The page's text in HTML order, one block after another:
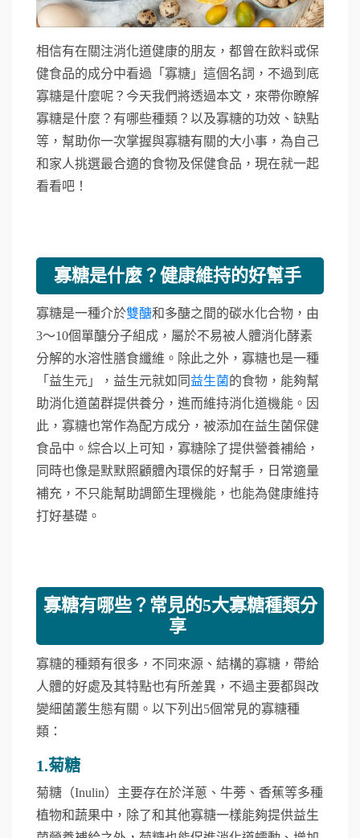
相信有在關注消化道健康的朋友，都曾在飲料或保
健食品的成分中看過「寡糖」這個名詞，不過到底
寡糖是什麼呢？今天我們將透過本文，來帶你瞭解
寡糖是什麼？有哪些種類？以及寡糖的功效、缺點
等，幫助你一次掌握與寡糖有關的大小事，為自己
和家人挑選最合適的食物及保健食品，現在就一起
看看吧！
寡糖是什麼？健康維持的好幫手
寡糖是一種介於雙醣和多醣之間的碳水化合物，由
3～10個單醣分子組成，屬於不易被人體消化酵素
分解的水溶性膳食纖維。除此之外，寡糖也是一種
「益生元」，益生元就如同 益生菌的食物，能夠幫
助消化道菌群提供養分，進而維持消化道機能。因
此，寡糖也常作為配方成分，被添加在益生菌保健
食品中。綜合以上可知，寡糖除了提供營養補給，
同時也像是默默照顧體內環保的好幫手，日常適量
補充，不只能幫助調節生理機能，也能為健康維持
打好基礎。
寡糖有哪些？常見的5大寡糖種類分
享
寡糖的種類有很多，不同來源、結構的寡糖，帶給
人體的好處及其特點也有所差異，不過主要都與改
變細菌叢生態有關。以下列出5個常見的寡糖種
類：
1.菊糖
菊糖（Inulin）主要存在於洋蔥、牛蒡、香蕉等多種
植物和蔬果中，除了和其他寡糖一樣能夠提供益生